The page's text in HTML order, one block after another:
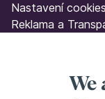
Nastavení cookies
Reklama a
We